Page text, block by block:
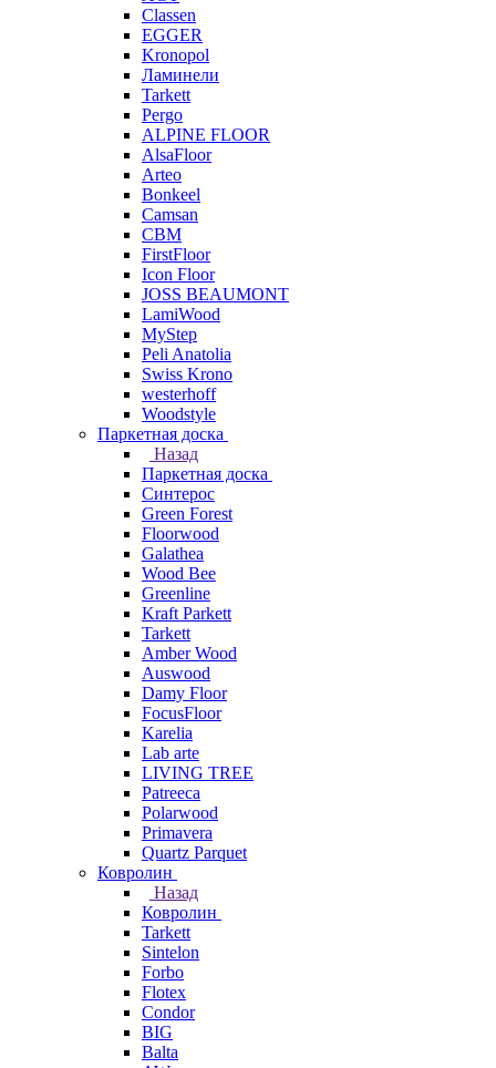
Classen
EGGER
Kronopol
Ламинели
Tarkett
Pergo
ALPINE FLOOR
AlsaFloor
Arteo
Bonkeel
Camsan
CBM
FirstFloor
Icon Floor
JOSS BEAUMONT
LamiWood
MyStep
Peli Anatolia
Swiss Krono
westerhoff
Woodstyle
Паркетная доска
Назад
Паркетная доска
Синтерос
Green Forest
Floorwood
Galathea
Wood Bee
Greenline
Kraft Parkett
Tarkett
Amber Wood
Auswood
Damy Floor
FocusFloor
Karelia
Lab arte
LIVING TREE
Patreeca
Polarwood
Primavera
Quartz Parquet
Ковролин
Назад
Ковролин
Tarkett
Sintelon
Forbo
Flotex
Condor
BIG
Balta